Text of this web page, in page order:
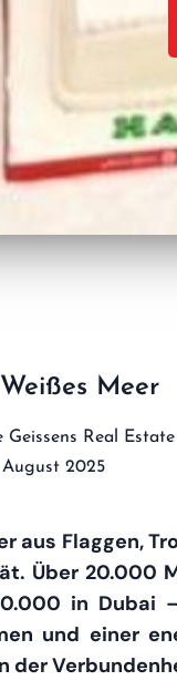
Meer
Geissens Real
August 2025
aus Flaggen,
Über 20.000
in Dubai
und einer
der